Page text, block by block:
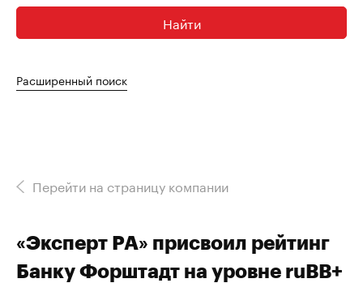
Найти
Расширенный поиск
Перейти на страницу компании
«Эксперт РА» присвоил рейтинг
Банку Форштадт на уровне ruВB+